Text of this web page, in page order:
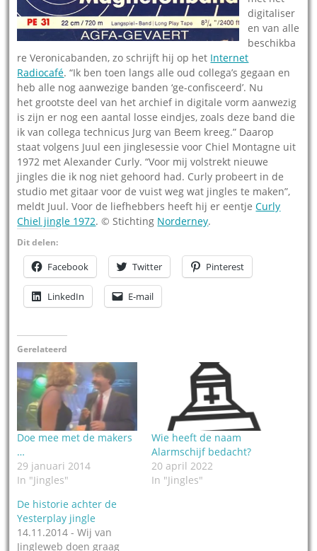
digitaliser
en van alle
beschikba
re Veronicabanden, zo schrijft hij op het Internet
Radiocafé. “Ik ben toen langs alle oud collega’s gegaan en
heb alle nog aanwezige banden ‘ge-confisceerd’. Nu
het grootste deel van het archief in digitale vorm aanwezig
is zijn er nog een aantal losse eindjes, zoals deze band die
ik van collega technicus Jurg van Beem kreeg.” Daarop
staat volgens Juul een jinglesessie voor Chiel Montagne uit
1972 met Alexander Curly. “Voor mij volstrekt nieuwe
jingles die ik nog niet gehoord had. Curly probeert in de
studio met gitaar voor de vuist weg wat jingles te maken”,
meldt Juul. Voor de liefhebbers heeft hij er eentjeCurly
Chiel jingle 1972. © Stichting Norderney.
Dit delen:
Facebook Twitter Pinterest
LinkedIn E-mail
Gerelateerd
Doe mee met de makers
…
29 januari 2014
In "Jingles"
Wie heeft de naam
Alarmschijf bedacht?
20 april 2022
In "Jingles"
De historie achter de
Yesterplay jingle
14.11.2014 - Wij van
Jingleweb doen graag